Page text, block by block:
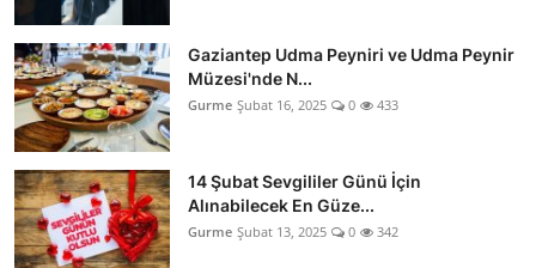
Gaziantep Udma Peyniri ve Udma Peynir
Müzesi'nde N...
Gurme Şubat 16, 2025 0 433
14 Şubat Sevgililer Günü İçin
Alınabilecek En Güze...
Gurme Şubat 13, 2025 0 342